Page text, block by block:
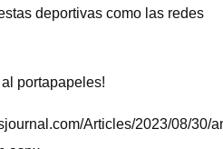
deportivas como las redes
portapapeles!
Articles/2023/08/30/